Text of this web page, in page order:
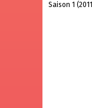
Saison 1